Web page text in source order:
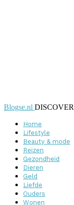
Blogse.nl
Home
Lifestyle
Beauty & mode
Reizen
Gezondheid
Dieren
Geld
Liefde
Ouders
Wonen